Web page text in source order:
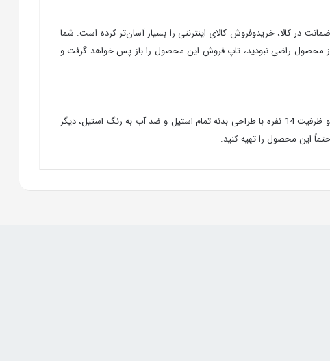
در کالا، خریدوفروش کالای اینترنتی را بسیار آسان‌تر کرده است. شما
محصول راضی نبودید، تاپ فروش این محصول را باز پس خواهد گرفت و
همان‌طور که در بالا اشاره کردیم، ماشین ظرفشویی بوش SMS46NI03E؛ یکی از جدیدترین تولیدات برند بوش است که با داشتن قابلیت‌های فراوان و ظرفیت 14 نفره با طراحی بدنه تمام استیل و ضد آب به رنگ استیل، دیگر
این محصول را تهیه کنید.